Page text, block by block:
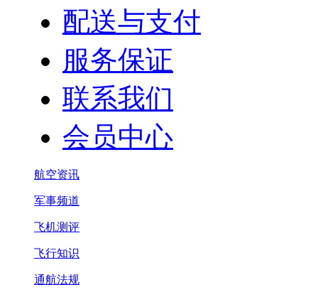
配送与支付
服务保证
联系我们
会员中心
航空资讯
军事频道
飞机测评
飞行知识
通航法规